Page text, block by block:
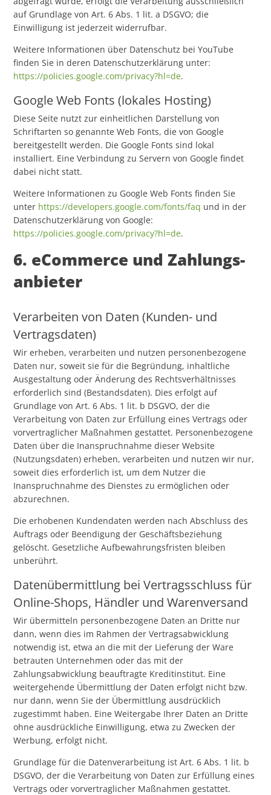
auf Grundlage von Art. 6 Abs. 1 lit. a DSGVO; die
Einwilligung ist jederzeit widerrufbar.
Weitere Informationen über Datenschutz bei YouTube
finden Sie in deren Datenschutzerklärung unter:
https://policies.google.com/privacy?hl=de.
Google Web Fonts (lokales Hosting)
Diese Seite nutzt zur einheitlichen Darstellung von
Schriftarten so genannte Web Fonts, die von Google
bereitgestellt werden. Die Google Fonts sind lokal
installiert. Eine Verbindung zu Servern von Google findet
dabei nicht statt.
Weitere Informationen zu Google Web Fonts finden Sie
unter https://developers.google.com/fonts/faq und in der
Datenschutzerklärung von Google:
https://policies.google.com/privacy?hl=de.
6. eCommerce und Zahlungs­
anbieter
Verarbeiten von Daten (Kunden- und
Vertragsdaten)
Wir erheben, verarbeiten und nutzen personenbezogene
Daten nur, soweit sie für die Begründung, inhaltliche
Ausgestaltung oder Änderung des Rechtsverhältnisses
erforderlich sind (Bestandsdaten). Dies erfolgt auf
Grundlage von Art. 6 Abs. 1 lit. b DSGVO, der die
Verarbeitung von Daten zur Erfüllung eines Vertrags oder
vorvertraglicher Maßnahmen gestattet. Personenbezogene
Daten über die Inanspruchnahme dieser Website
(Nutzungsdaten) erheben, verarbeiten und nutzen wir nur,
soweit dies erforderlich ist, um dem Nutzer die
Inanspruchnahme des Dienstes zu ermöglichen oder
abzurechnen.
Die erhobenen Kundendaten werden nach Abschluss des
Auftrags oder Beendigung der Geschäftsbeziehung
gelöscht. Gesetzliche Aufbewahrungsfristen bleiben
unberührt.
Daten­übermittlung bei Vertragsschluss für
Online-Shops, Händler und Warenversand
Wir übermitteln personenbezogene Daten an Dritte nur
dann, wenn dies im Rahmen der Vertragsabwicklung
notwendig ist, etwa an die mit der Lieferung der Ware
betrauten Unternehmen oder das mit der
Zahlungsabwicklung beauftragte Kreditinstitut. Eine
weitergehende Übermittlung der Daten erfolgt nicht bzw.
nur dann, wenn Sie der Übermittlung ausdrücklich
zugestimmt haben. Eine Weitergabe Ihrer Daten an Dritte
ohne ausdrückliche Einwilligung, etwa zu Zwecken der
Werbung, erfolgt nicht.
Grundlage für die Datenverarbeitung ist Art. 6 Abs. 1 lit. b
DSGVO, der die Verarbeitung von Daten zur Erfüllung eines
Vertrags oder vorvertraglicher Maßnahmen gestattet.